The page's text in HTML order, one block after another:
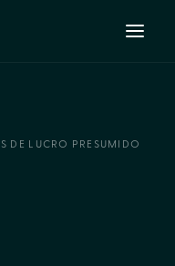
DE LUCRO PRESUMIDO